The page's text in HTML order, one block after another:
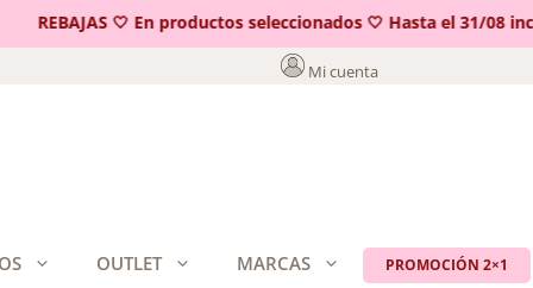
REBAJAS 🤍 En productos seleccionados 🤍 Hasta el 31/08
Mi cuenta
OUTLET MARCAS PROMOCIÓN 2×1